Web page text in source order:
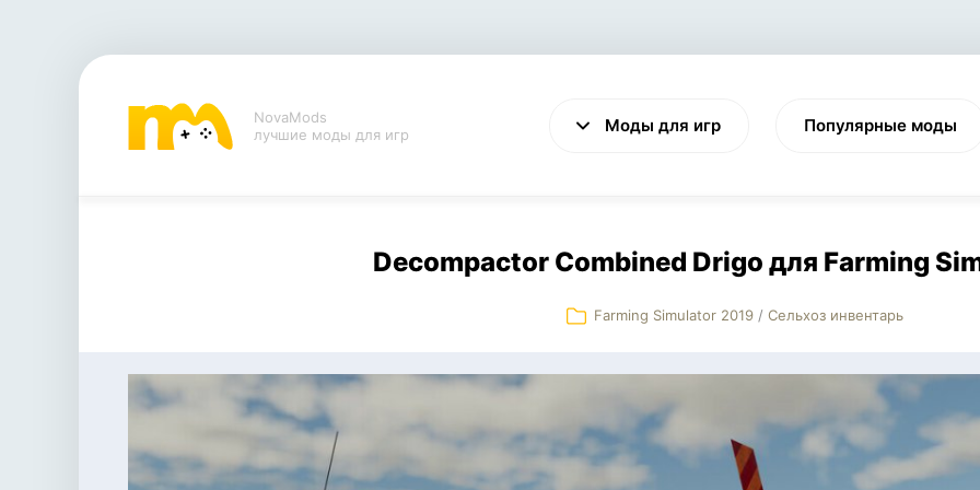
NovaMods
лучшие моды для игр
Моды для игр
VALHEIM CYBERPUNK 2077
Популярные моды
Decompactor Combined Drigo для Farming
Farming Simulator 2019 / Сельхоз инвентарь